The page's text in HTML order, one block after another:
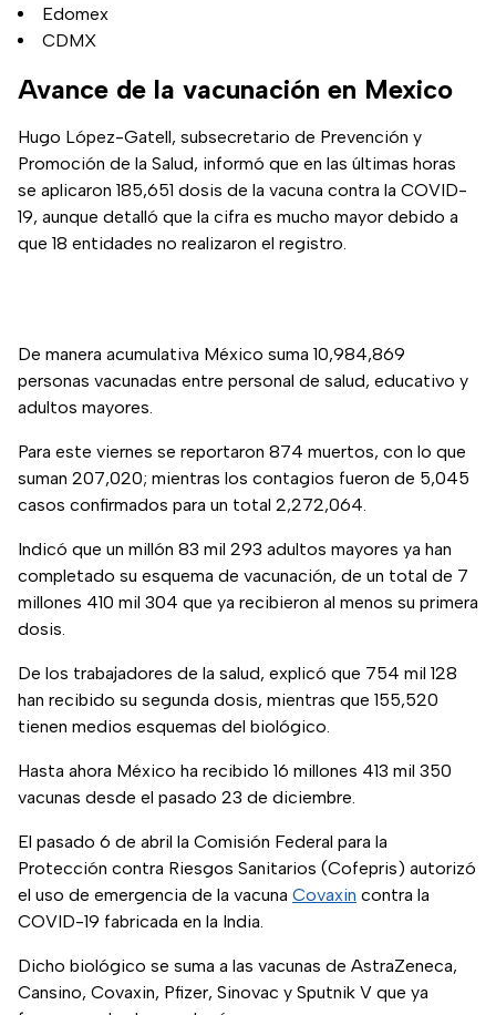
Edomex
CDMX
Avance de la vacunación en Mexico
Hugo López-Gatell, subsecretario de Prevención y
Promoción de la Salud, informó que en las últimas horas
se aplicaron 185,651 dosis de la vacuna contra la COVID-
19, aunque detalló que la cifra es mucho mayor debido a
que 18 entidades no realizaron el registro.
De manera acumulativa México suma 10,984,869
personas vacunadas entre personal de salud, educativo y
adultos mayores.
Para este viernes se reportaron 874 muertos, con lo que
suman 207,020; mientras los contagios fueron de 5,045
casos confirmados para un total 2,272,064.
Indicó que un millón 83 mil 293 adultos mayores ya han
completado su esquema de vacunación, de un total de 7
millones 410 mil 304 que ya recibieron al menos su primera
dosis.
De los trabajadores de la salud, explicó que 754 mil 128
han recibido su segunda dosis, mientras que 155,520
tienen medios esquemas del biológico.
Hasta ahora México ha recibido 16 millones 413 mil 350
vacunas desde el pasado 23 de diciembre.
El pasado 6 de abril la Comisión Federal para la
Protección contra Riesgos Sanitarios (Cofepris) autorizó
el uso de emergencia de la vacuna Covaxin contra la
COVID-19 fabricada en la India.
Dicho biológico se suma a las vacunas de AstraZeneca,
Cansino, Covaxin, Pfizer, Sinovac y Sputnik V que ya